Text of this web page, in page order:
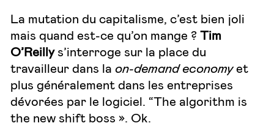
La mutation du capitalisme, c’est bien joli
mais quand est-ce qu’on mange ? Tim
O’Reillys’interroge sur la place du
travailleur dans la on-demand economyet
plus généralement dans les entreprises
dévorées par le logiciel. “The algorithm is
the new shift boss ». Ok.